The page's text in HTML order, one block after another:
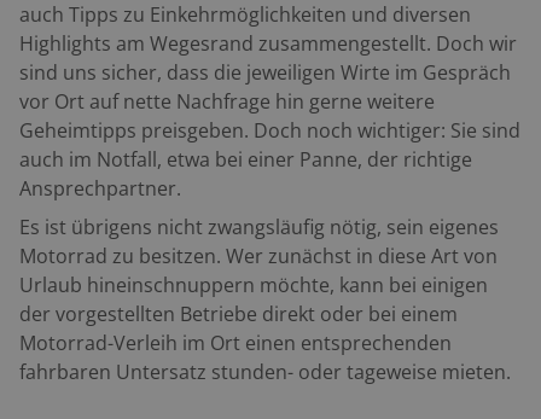
auch Tipps zu Einkehrmöglichkeiten und diversen
Highlights am Wegesrand zusammengestellt. Doch wir
sind uns sicher, dass die jeweiligen Wirte im Gespräch
vor Ort auf nette Nachfrage hin gerne weitere
Geheimtipps preisgeben. Doch noch wichtiger: Sie sind
auch im Notfall, etwa bei einer Panne, der richtige
Ansprechpartner.
Es ist übrigens nicht zwangsläufig nötig, sein eigenes
Motorrad zu besitzen. Wer zunächst in diese Art von
Urlaub hineinschnuppern möchte, kann bei einigen
der vorgestellten Betriebe direkt oder bei einem
Motorrad-Verleih im Ort einen entsprechenden
fahrbaren Untersatz stunden- oder tageweise mieten.